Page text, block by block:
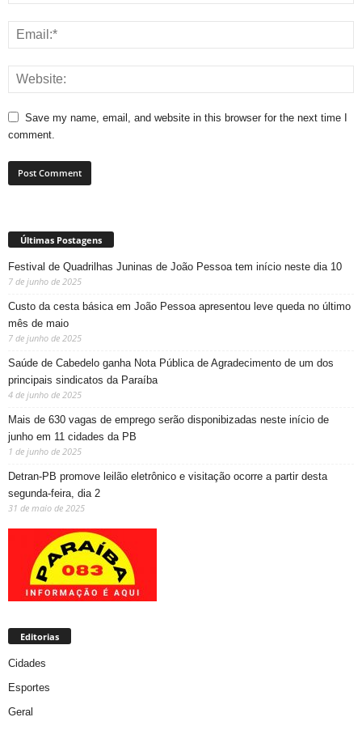
Save my name, email, and website in this browser for the next time I
comment.
Últimas Postagens
Festival de Quadrilhas Juninas de João Pessoa tem início neste dia 10
7 de junho de 2025
Custo da cesta básica em João Pessoa apresentou leve queda no último
mês de maio
7 de junho de 2025
Saúde de Cabedelo ganha Nota Pública de Agradecimento de um dos
principais sindicatos da Paraíba
4 de junho de 2025
Mais de 630 vagas de emprego serão disponibizadas neste início de
junho em 11 cidades da PB
1 de junho de 2025
Detran-PB promove leilão eletrônico e visitação ocorre a partir desta
segunda-feira, dia 2
31 de maio de 2025
Editorias
Cidades
Esportes
Geral